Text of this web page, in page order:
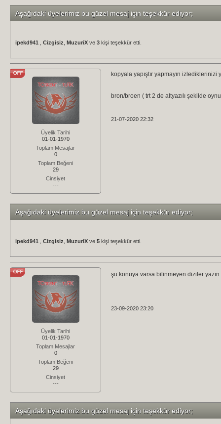
Aşağıdaki üyelerimiz bu güzel mesaj için teşekkür ediyor;
ipekd941 Cizgisiz MuzuriX ve 3 kişi teşekkür etti.
Üyelik Tarihi
01-01-1970
Toplam Mesajlar
0
Toplam Beğeni
29
Cinsiyet
---
kopyala yapıştır yapmayın izlediklerinizi
bron/broen ( trt 2 de altyazılı şekilde
21-07-2020 22:32
Aşağıdaki üyelerimiz bu güzel mesaj için teşekkür ediyor;
ipekd941 Cizgisiz MuzuriX ve 5 kişi teşekkür etti.
Üyelik Tarihi
01-01-1970
Toplam Mesajlar
0
Toplam Beğeni
29
Cinsiyet
---
şu konuya varsa bilinmeyen diziler
23-09-2020 23:20
Aşağıdaki üyelerimiz bu güzel mesaj için teşekkür ediyor;